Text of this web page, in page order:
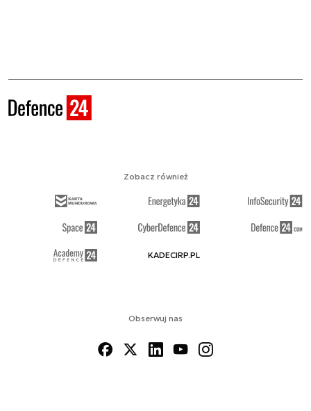
Obserwuj nas
Zobacz również
KADECIRP.PL